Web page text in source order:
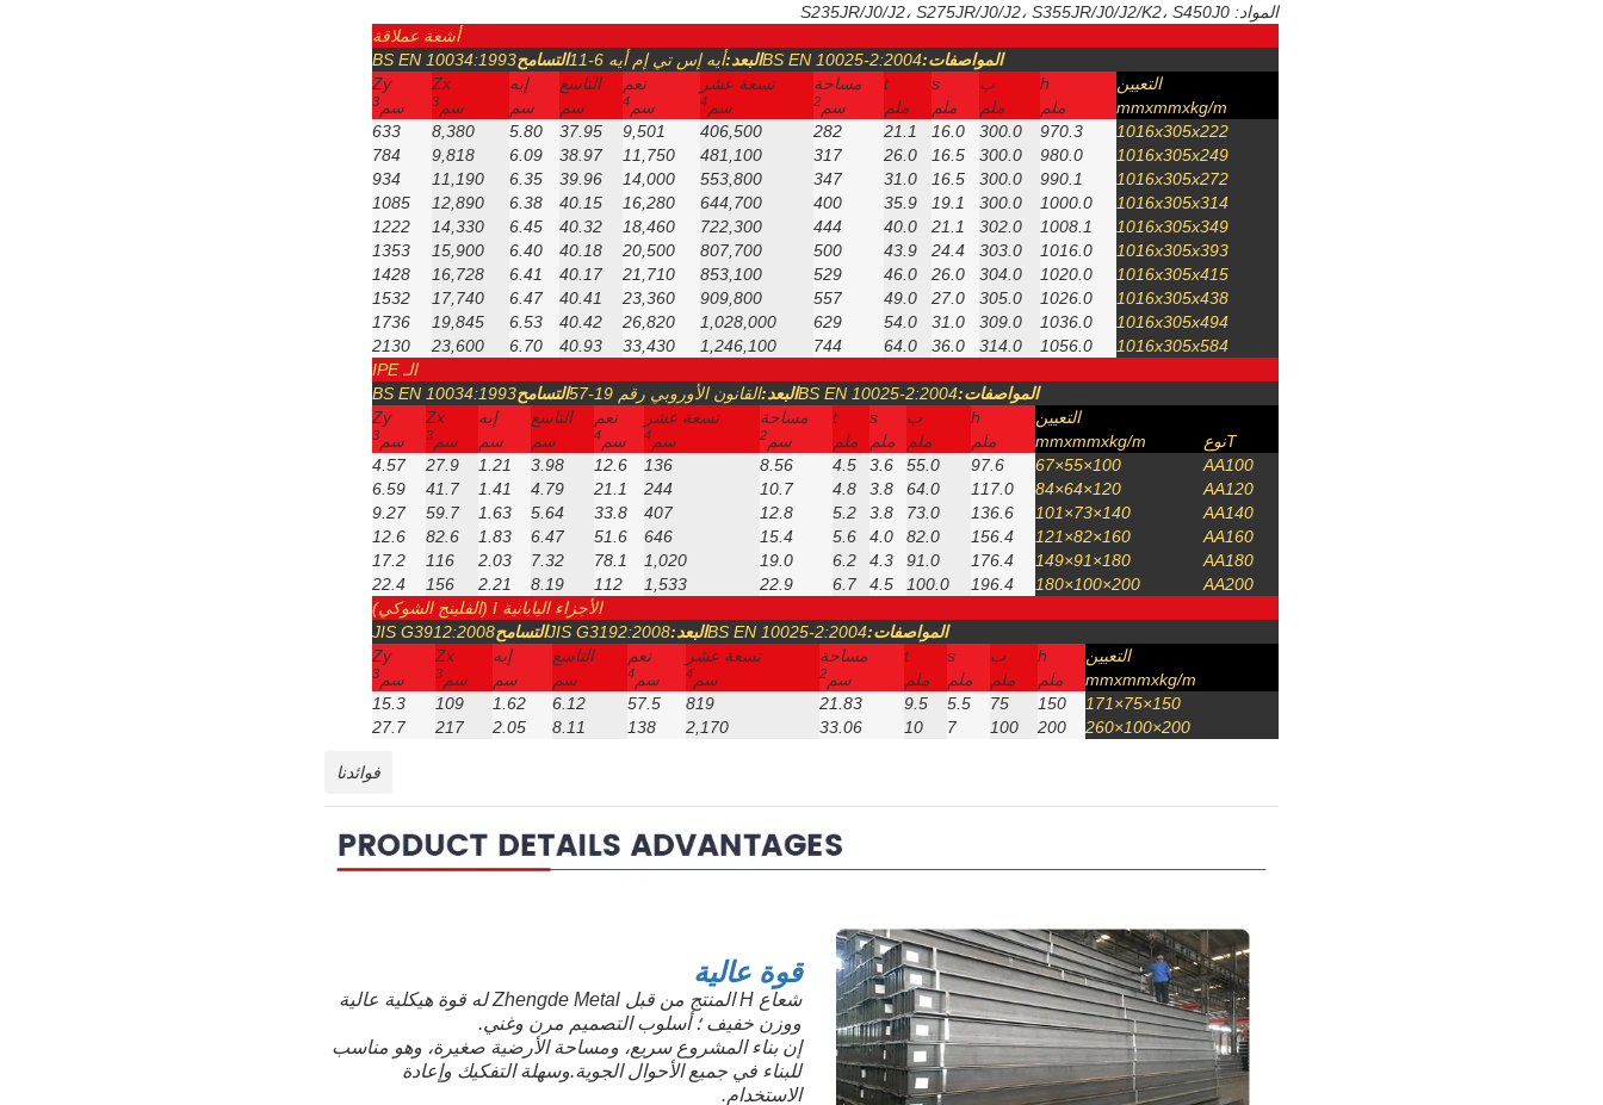
المواد: S235JR/J0/J2، S275JR/J0/J2، S355JR/J0/J2/K2، S450J0
أشعة عملاقة
المواصفات:BS EN 10025-2:2004البعد:أيه إس تي إم أيه 6-11 التسامحBS EN 10034:1993
التعيين
h ب s
t مساحة تسعة عشر نعم التاسع إيه Zx
Zy
mmxmmxkg/m
ملم ملم ملم ملم سم2 سم4 سم4 سم سم سم3 سم3
1016x305x222
970.3
300.0
16.0
21.1
282
406,500
9,501
37.95
5.80
8,380
633
1016x305x249
980.0
300.0
16.5
26.0
317
481,100
11,750
38.97
6.09
9,818
784
1016x305x272
990.1
300.0
16.5
31.0
347
553,800
14,000
39.96
6.35
11,190
934
1016x305x314
1000.0
300.0
19.1
35.9
400
644,700
16,280
40.15
6.38
12,890
1085
1016x305x349
1008.1
302.0
21.1
40.0
444
722,300
18,460
40.32
6.45
14,330
1222
1016x305x393
1016.0
303.0
24.4
43.9
500
807,700
20,500
40.18
6.40
15,900
1353
1016x305x415
1020.0
304.0
26.0
46.0
529
853,100
21,710
40.17
6.41
16,728
1428
1016x305x438
1026.0
305.0
27.0
49.0
557
909,800
23,360
40.41
6.47
17,740
1532
1016x305x494
1036.0
309.0
31.0
54.0
629
1,028,000
26,820
40.42
6.53
19,845
1736
1016x305x584
1056.0
314.0
36.0
64.0
744
1,246,100
33,430
40.93
6.70
23,600
2130
الـ IPE
المواصفات:BS EN 10025-2:2004البعد:القانون الأوروبي رقم 19-57 التسامحBS EN 10034:1993
التعيين
h ب s
t مساحة تسعة عشر نعم التاسع إيه Zx
Zy
Tنوع
mmxmmxkg/m ملم ملم ملم ملم سم2 سم4 سم4 سم سم سم3 سم3
AA100
100×55×67
97.6
55.0
3.6
4.5
8.56
136
12.6
3.98
1.21
27.9
4.57
AA120
120×64×84
117.0
64.0
3.8
4.8
10.7
244
21.1
4.79
1.41
41.7
6.59
AA140
140×73×101
136.6
73.0
3.8
5.2
12.8
407
33.8
5.64
1.63
59.7
9.27
AA160
160×82×121
156.4
82.0
4.0
5.6
15.4
646
51.6
6.47
1.83
82.6
12.6
AA180
180×91×149
176.4
91.0
4.3
6.2
19.0
1,020
78.1
7.32
2.03
116
17.2
AA200
200×100×180
196.4
100.0
4.5
6.7
22.9
1,533
112
8.19
2.21
156
22.4
الأجزاء اليابانية I (الفلينج الشوكي)
المواصفات:BS EN 10025-2:2004البعد:JIS G3192:2008التسامحJIS G3912:2008
التعيين
h ب s
t مساحة تسعة عشر نعم التاسع إيه Zx
Zy
mmxmmxkg/m
ملم ملم ملم ملم سم2 سم4 سم4 سم سم سم3 سم3
150×75×171
150
75
5.5
9.5
21.83
819
57.5
6.12
1.62
109
15.3
200×100×260
200
100
7
10
33.06
2,170
138
8.11
2.05
217
27.7
فوائدنا
قوة عالية
شعاع H المنتج من قبل Zhengde Metal له قوة هيكلية عالية
ووزن خفيف ؛ أسلوب التصميم مرن وغني.
إن بناء المشروع سريع، ومساحة الأرضية صغيرة، وهو مناسب
للبناء في جميع الأحوال الجوية.وسهلة التفكيك وإعادة
الاستخدام.